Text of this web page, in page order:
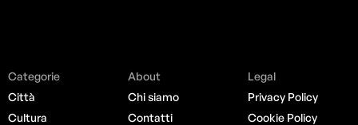
Categorie
Città
Cultura
About
Chi siamo
Contatti
Legal
Privacy Policy
Cookie Policy